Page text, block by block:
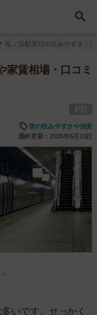
松ノ浜駅周辺の住みやすさ！
家賃相場・口コミ
街の住みやすさや治安
最終更新：2025年6月19日
」
いです。せっかく